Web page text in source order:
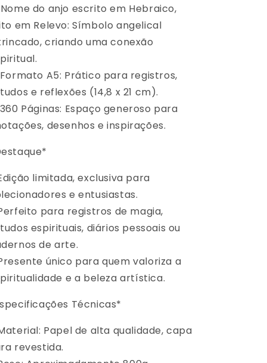
do anjo escrito em Hebraico,
em Relevo: Símbolo angelical
criando uma conexão
A5: Prático para registros,
e reflexões (14,8 x 21 cm).
Páginas: Espaço generoso para
desenhos e inspirações.
limitada, exclusiva para
e entusiastas.
para registros de magia,
espirituais, diários pessoais ou
de arte.
único para quem valoriza a
e a beleza artística.
Técnicas*
Papel de alta qualidade, capa
revestida.